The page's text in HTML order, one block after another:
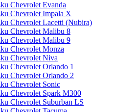
Chevrolet Evanda
Chevrolet Impala X
Chevrolet Lacetti (Nubira)
Chevrolet Malibu 8
Chevrolet Malibu 9
Chevrolet Monza
Chevrolet Niva
Chevrolet Orlando 1
Chevrolet Orlando 2
Chevrolet Sonic
Chevrolet Spark M300
Chevrolet Suburban LS